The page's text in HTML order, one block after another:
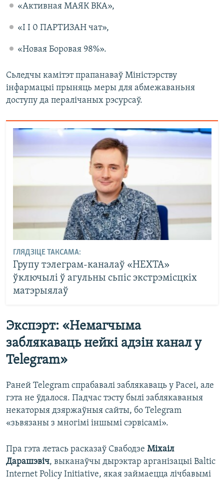
«Активная МАЯК ВКА»,
«I I 0 ПАРТИЗАН чат»,
«Новая Боровая 98%».
Сьледчы камітэт прапанаваў Міністэрству
інфармацыі прыняць меры для абмежаваньня
доступу да пералічаных рэсурсаў.
ГЛЯДЗІЦЕ ТАКСАМА:
Групу тэлеграм-каналаў «НЕХТА»
ўключылі ў агульны сьпіс экстрэмісцкіх
матэрыялаў
Экспэрт: «Немагчыма
заблякаваць нейкі адзін канал у
Telegram»
Раней Telegram спрабавалі заблякаваць у Расеі, але
гэта не ўдалося. Падчас тэсту былі заблякаваныя
некаторыя дзяржаўныя сайты, бо Telegram
«зьвязаны з многімі іншымі сэрвісамі».
Пра гэта летась расказаў Свабодзе Міхаіл
Дарашэвіч, выканаўчы дырэктар арганізацыі Baltic
Internet Policy Initiative, якая займаецца лічбавымі